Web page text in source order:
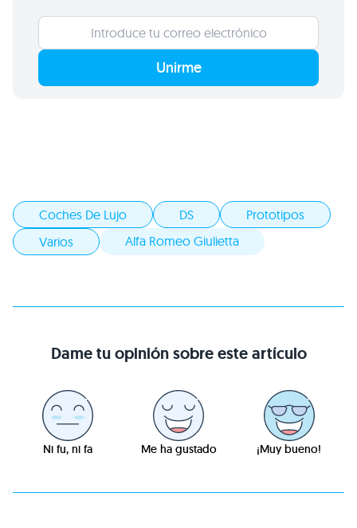
Unirme
Coches De Lujo DS
Prototipos
Varios
Alfa Romeo Giulietta
Dame tu opinión sobre este artículo
Ni fu, ni fa Me ha gustado ¡Muy bueno!